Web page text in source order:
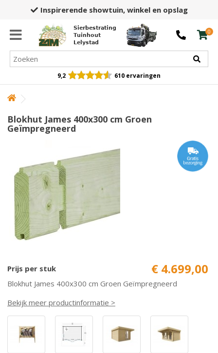
Inspirerende showtuin,winkel en opslag
Sierbestrating
Tuinhout
Lelystad
0
9,2 610 ervaringen
Blokhut James 400x300 cm Groen
Geïmpregneerd
Prijs per stuk € 4.699,00
Blokhut James 400x300 cm Groen Geïmpregneerd
Bekijk meer productinformatie >